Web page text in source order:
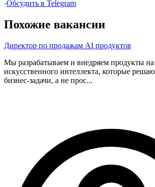
·Обсудить в Telegram
Похожие вакансии
Директор по продажам AI продуктов
Мы разрабатываем и внедряем продукты на
искусственного интеллекта, которые
бизнес-задачи, а не прос...